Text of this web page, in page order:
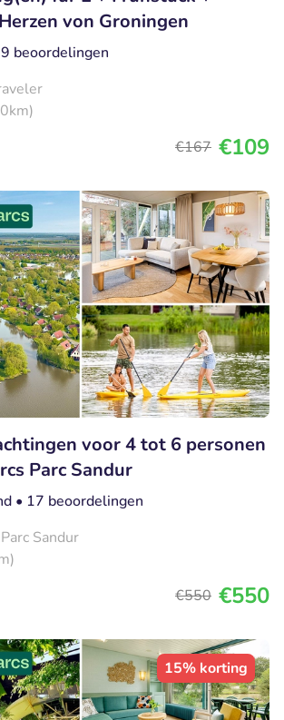
von Groningen
beoordelingen
€167 €109
voor 4 tot 6 personen
Parc Sandur
• 17 beoordelingen
Sandur
€550 €550
15% korting